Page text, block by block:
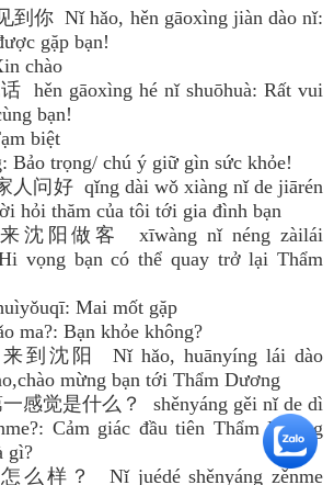
到你 Nǐ hǎo, hěn gāoxìng jiàn dào nǐ:
gặp bạn!
chào
hěn gāoxìng hé nǐ shuōhuà: Rất vui
bạn!
biệt
Bảo trọng/ chú ý giữ gìn sức khỏe!
人问好 qǐng dài wǒ xiàng nǐ de jiārén
hỏi thăm của tôi tới gia đình bạn
沈阳做客 xīwàng nǐ néng zàilái
vọng bạn có thể quay trở lại Thẩm
Mai mốt gặp
ma?: Bạn khỏe không?
到沈阳 Nǐ hǎo, huānyíng lái dào
mừng bạn tới Thẩm Dương
感觉是什么？ shěnyáng gěi nǐ de dì
Cảm giác đầu tiên Thẩm Dương
gì?
么样？ Nǐ juédé shěnyáng zěnme